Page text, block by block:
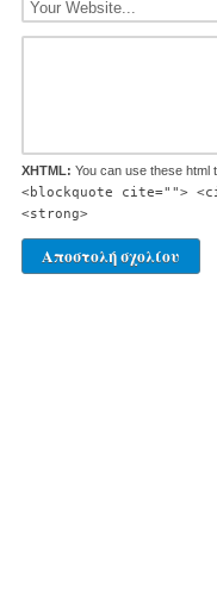
XHTML: You can use these html
<blockquote cite="">
<strong>